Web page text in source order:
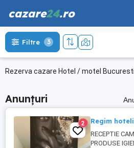
cazare24.ro
Rezerva cazare Hotel / motel
Filtre 3
Anunțuri
2 Regim
RECEPTIE
PRODUSE